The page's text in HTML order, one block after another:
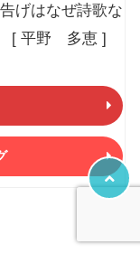
げはなぜ詩歌な
[ 平野 多恵 ]